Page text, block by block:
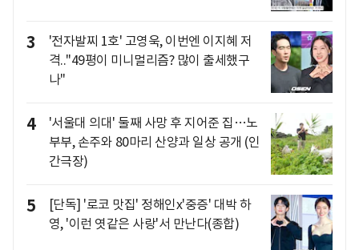
3
'전자발찌 1호' 고영욱, 이번엔 이지혜 저
격.."49평이 미니멀리즘? 많이 출세했구
나"
4
'서울대 의대' 둘째 사망 후 지어준 집…노
부부, 손주와 80마리 산양과 일상 공개 (인
간극장)
5
[단독] '로코 맛집' 정해인x'중증' 대박 하
영, '이런 엿같은 사랑'서 만난다(종합)